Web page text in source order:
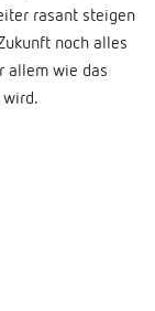
rasant steigen
noch alles
allem wie das
wird.